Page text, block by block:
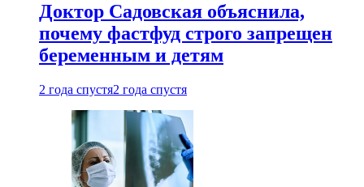
Доктор Садовская объяснила,
почему фастфуд строго запрещен
беременным и детям
2 года спустя2 года спустя